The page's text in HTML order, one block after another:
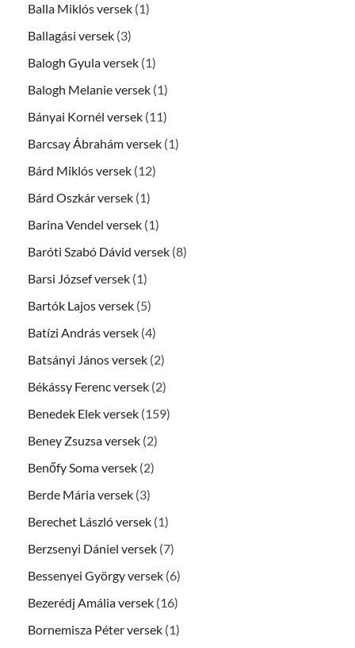
Balla Miklós versek (1)
Ballagási versek (3)
Balogh Gyula versek (1)
Balogh Melanie versek (1)
Bányai Kornél versek (11)
Barcsay Ábrahám versek (1)
Bárd Miklós versek (12)
Bárd Oszkár versek (1)
Barina Vendel versek (1)
Baróti Szabó Dávid versek (8)
Barsi József versek (1)
Bartók Lajos versek (5)
Batízi András versek (4)
Batsányi János versek (2)
Békássy Ferenc versek (2)
Benedek Elek versek (159)
Beney Zsuzsa versek (2)
Benőfy Soma versek (2)
Berde Mária versek (3)
Berechet László versek (1)
Berzsenyi Dániel versek (7)
Bessenyei György versek (6)
Bezerédj Amália versek (16)
Bornemisza Péter versek (1)